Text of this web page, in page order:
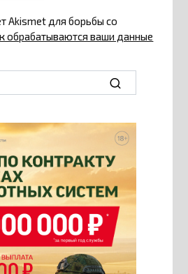
Akismet для борьбы со
обрабатываются ваши данные